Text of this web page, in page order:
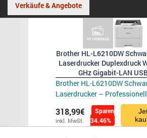
Verkäufe & Angebote
Brother HL-L6210DW
Laserdrucker Duplexdruck
GHz Gigabit-LAN
Brother HL-L6210DW
Laserdrucker –
318,99€
inkl. MwSt.
Sparen
34.46%